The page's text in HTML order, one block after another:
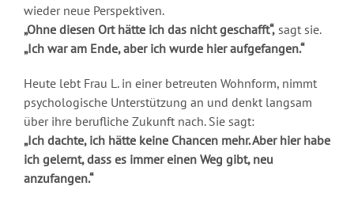
wieder neue Perspektiven.
„Ohne diesen Ort hätte ich das nicht geschafft“,sagt sie.
„Ich war am Ende, aber ich wurde hier aufgefangen.“
Heute lebt Frau L. in einer betreuten Wohnform, nimmt
psychologische Unterstützung an und denkt langsam
über ihre berufliche Zukunft nach. Sie sagt:
„Ich dachte, ich hätte keine Chancen mehr. Aber hier habe
ich gelernt, dass es immer einen Weg gibt, neu
anzufangen.“